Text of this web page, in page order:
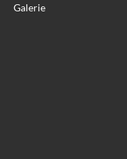
Galerie